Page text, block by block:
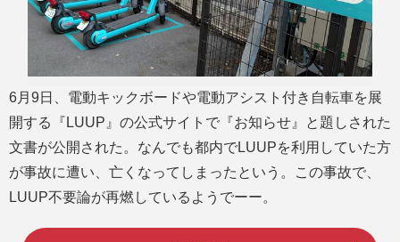
6月9日、電動キックボードや電動アシスト付き自転車を展
開する『LUUP』の公式サイトで『お知らせ』と題しされた
文書が公開された。なんでも都内でLUUPを利用していた方
が事故に遭い、亡くなってしまったという。この事故で、
LUUP不要論が再燃しているようでーー。